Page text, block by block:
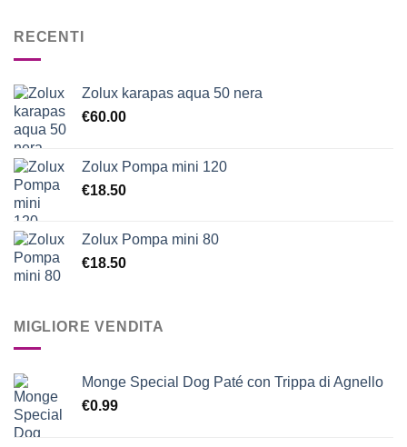
RECENTI
Zolux karapas aqua 50 nera
€60.00
Zolux Pompa mini 120
€18.50
Zolux Pompa mini 80
€18.50
MIGLIORE VENDITA
Monge Special Dog Paté con Trippa di Agnello
€0.99